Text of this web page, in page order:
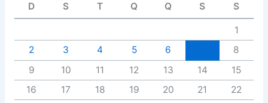
D S T Q Q S S
1
2
3 4 5 6
8
9
10 11 12 13 14
15
16
17 18 19 20 21
22